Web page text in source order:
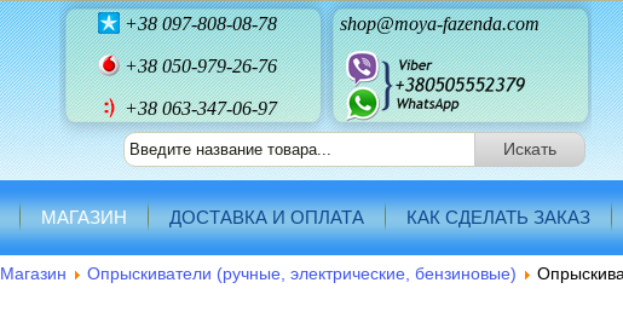
+38097-808-08-78 shop@moya-fazenda.com
+38050-979-26-76
+38 063-347-06-97
МАГАЗИН ДОСТАВКА И ОПЛАТА КАК СДЕЛАТЬ ЗАКАЗ
Магазин Опрыскиватели (ручные, электрические, бензиновые)